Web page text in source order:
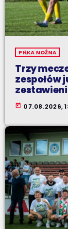
PIŁKA NOŻNA
Trzy
zespołów
today 07.08.2026,